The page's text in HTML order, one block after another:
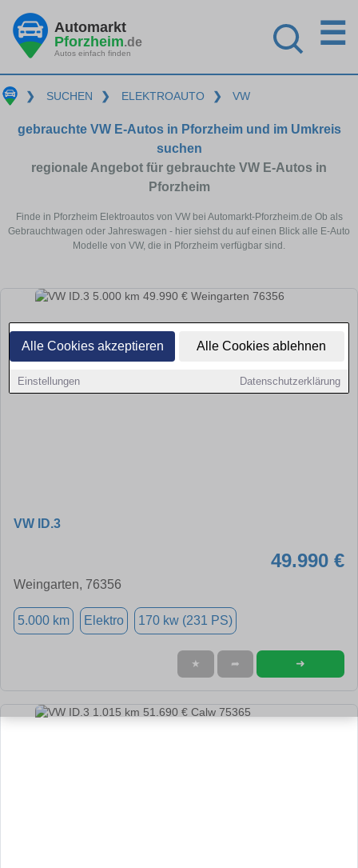
Alle Cookies akzeptieren Alle Cookies ablehnen
Einstellungen Datenschutzerklärung
Automarkt
Pforzheim.de
Autos einfach finden
☰
❯ SUCHEN ❯ ELEKTROAUTO ❯ VW
gebrauchte VW E-Autos in Pforzheim und im Umkreis
suchen
regionale Angebot für gebrauchte VW E-Autos in
Pforzheim
Finde in Pforzheim Elektroautos von VW bei Automarkt-Pforzheim.de Ob als
Gebrauchtwagen oder Jahreswagen - hier siehst du auf einen Blick alle E-Auto
Modelle von VW, die in Pforzheim verfügbar sind.
VW ID.3
49.990 €
Weingarten, 76356
5.000 km Elektro 170 kw (231 PS)
★ ➦ ➜